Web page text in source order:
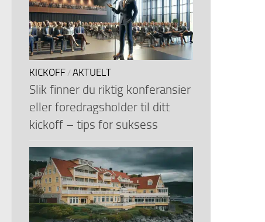
KICKOFF / AKTUELT
Slik finner du riktig konferansier
eller foredragsholder til ditt
kickoff – tips for suksess